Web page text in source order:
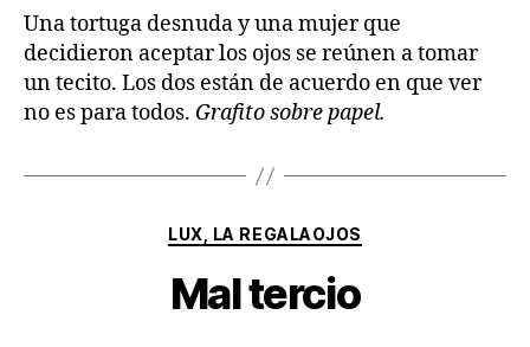
Una tortuga desnuda y una mujer que
decidieron aceptar los ojos se reúnen a tomar
un tecito. Los dos están de acuerdo en que ver
no es para todos. Grafito sobre papel.
Categorías
LUX, LA REGALAOJOS
Mal tercio